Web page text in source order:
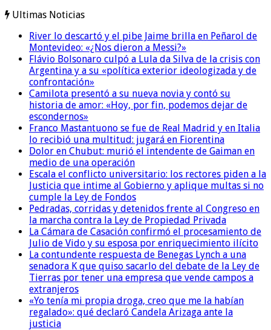
Ultimas Noticias
River lo descartó y el pibe Jaime brilla en Peñarol de
Montevideo: «¿Nos dieron a Messi?»
Flávio Bolsonaro culpó a Lula da Silva de la crisis con
Argentina y a su «política exterior ideologizada y de
confrontación»
Camilota presentó a su nueva novia y contó su
historia de amor: «Hoy, por fin, podemos dejar de
escondernos»
Franco Mastantuono se fue de Real Madrid y en Italia
lo recibió una multitud: jugará en Fiorentina
Dolor en Chubut: murió el intendente de Gaiman en
medio de una operación
Escala el conflicto universitario: los rectores piden a la
Justicia que intime al Gobierno y aplique multas si no
cumple la Ley de Fondos
Pedradas, corridas y detenidos frente al Congreso en
la marcha contra la Ley de Propiedad Privada
La Cámara de Casación confirmó el procesamiento de
Julio de Vido y su esposa por enriquecimiento ilícito
La contundente respuesta de Benegas Lynch a una
senadora K que quiso sacarlo del debate de la Ley de
Tierras por tener una empresa que vende campos a
extranjeros
«Yo tenía mi propia droga, creo que me la habían
regalado»: qué declaró Candela Arizaga ante la
justicia